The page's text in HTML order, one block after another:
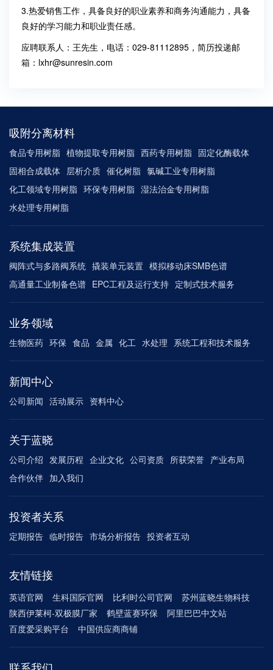
3.热爱销售工作，具备良好的职业素养和商务沟通能力，具备
良好的学习能力和职业责任感。
应聘联系人：王先生，电话：029-81112895，简历投递邮
箱：lxhr@sunresin.com
吸附分离材料
食品专用树脂 植物提取专用树脂 西药专用树脂 固定化酶载体
固相合成载体 层析介质 催化树脂 氯碱工业专用树脂
化工领域专用树脂 环保专用树脂 湿法治金专用树脂
水处理专用树脂
系统集成装置
阀阵式与多路阀系统 撬装单元装置 模拟移动床SMB色谱
高通量工业制备色谱 EPC工程及运行支持 定制式技术服务
业务领域
生物医药 环保 食品 金属 化工 水处理 系统工程和技术服务
新闻中心
公司新闻 活动展示 资料中心
关于蓝晓
公司介绍 发展历程 企业文化 公司资质 所获荣誉 产业布局
合作伙伴 加入我们
投资者关系
定期报告 临时报告 市场分析报告 投资者互动
友情链接
英语官网 生科国际官网 比利时公司官网
苏州蓝晓生物科技
陕西伊莱柯-双极膜厂家
鹤壁蓝赛环保
阿里巴巴中文站
百度爱采购平台
中国供应商商铺
联系我们